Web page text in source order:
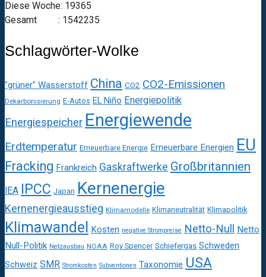
Diese Woche: 19365
Gesamt : 1542235
Schlagwörter-Wolke
"grüner" Wasserstoff China CO2 CO2-Emissionen
Dekarbonisierung E-Autos EL Niño Energiepolitik
Energiespeicher Energiewende
Erdtemperatur Erneuerbare Energie Erneuerbare Energien EU
Fracking Frankreich Gaskraftwerke Großbritannien
IEA IPCC Japan Kernenergie
Kernenergieausstieg Klimamodelle Klimaneutralität Klimapolitik
Klimawandel Kosten negative Strompreise Netto-Null Netto
Null-Politik Netzausbau NOAA Roy Spencer Schiefergas Schweden
Schweiz SMR Stromkosten Subventionen Taxonomie USA